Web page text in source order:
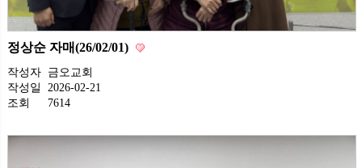
정상순 자매(26/02/01)
작성자 금오교회
작성일
2026-02-21
조회
7614